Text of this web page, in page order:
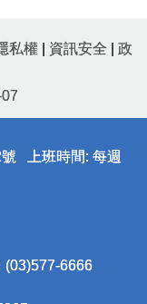
私權 資訊安全
政
上班時間: 每週
(03)577-6666